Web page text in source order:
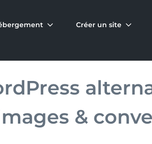
Créer un site
&